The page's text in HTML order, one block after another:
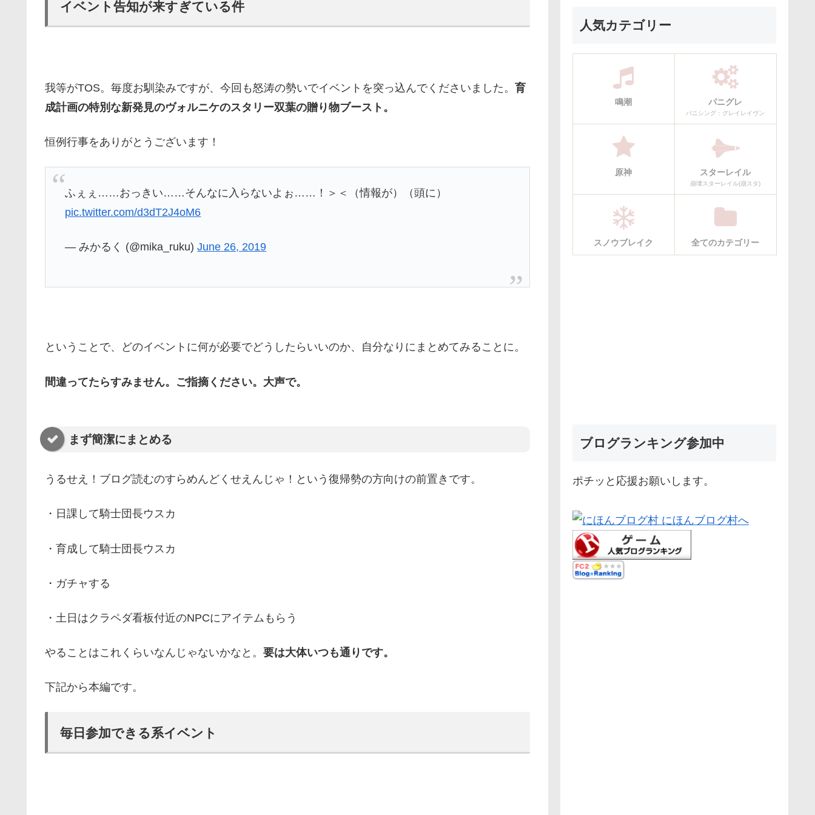
イベント告知が来すぎている件
我等がTOS。毎度お馴染みですが、今回も怒涛の勢いでイベントを突っ込んでくださいました。 育
成計画の特別な新発見のヴォルニケのスタリー双葉の贈り物ブースト。
恒例行事をありがとうございます！
ふぇぇ……おっきい……そんなに入らないよぉ……！＞＜（情報が）（頭に）
pic.twitter.com/d3dT2J4oM6
— みかるく (@mika_ruku)June 26, 2019
ということで、どのイベントに何が必要でどうしたらいいのか、自分なりにまとめてみることに。
間違ってたらすみません。ご指摘ください。大声で。
まず簡潔にまとめる
うるせえ！ブログ読むのすらめんどくせえんじゃ！という復帰勢の方向けの前置きです。
・日課して騎士団長ウスカ
・育成して騎士団長ウスカ
・ガチャする
・土日はクラペダ看板付近のNPCにアイテムもらう
やることはこれくらいなんじゃないかなと。 要は大体いつも通りです。
下記から本編です。
毎日参加できる系イベント
人気カテゴリー
鳴潮 パニグレ
パニシング：グレイレイヴン
原神 スターレイル
崩壊スターレイル(崩スタ)
スノウブレイク 全てのカテゴリー
ブログランキング参加中
ポチッと応援お願いします。